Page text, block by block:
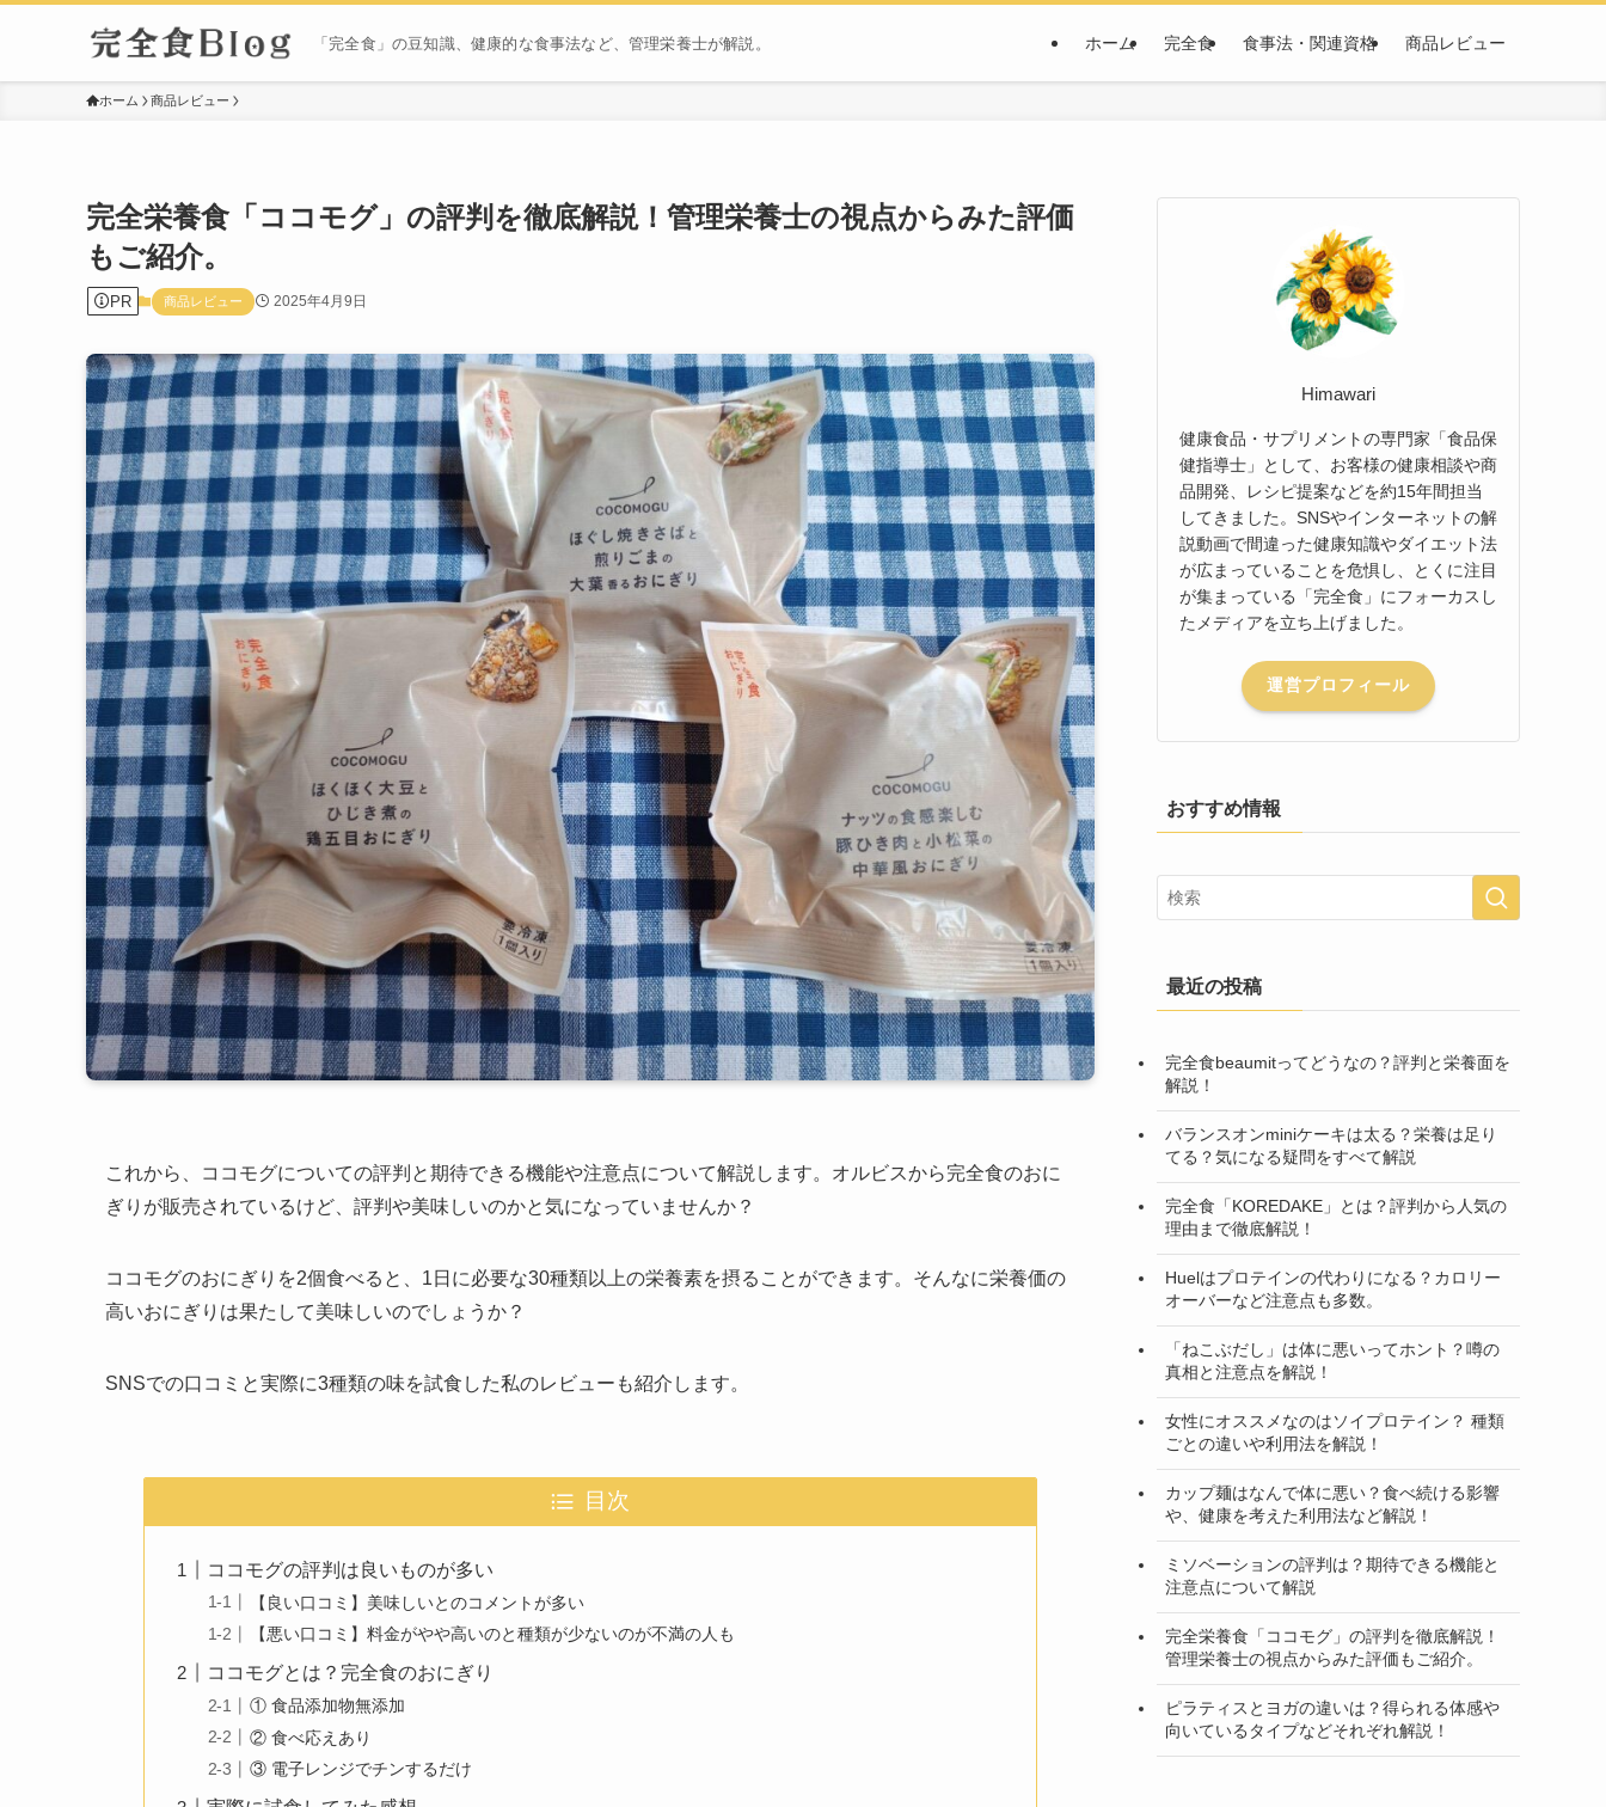
「完全食」の豆知識、健康的な食事法など、管理栄養士が解説。 ホーム 完全食 食事法・関連資格 商品レビュー
ホーム 商品レビュー
完全栄養食「ココモグ」の評判を徹底解説！管理栄養士の視点からみた評価
もご紹介。
PR 商品レビュー 2025年4月9日
これから、ココモグについての評判と期待できる機能や注意点について解説します。オルビスから完全食のおに
ぎりが販売されているけど、評判や美味しいのかと気になっていませんか？
ココモグのおにぎりを2個食べると、1日に必要な30種類以上の栄養素を摂ることができます。そんなに栄養価の
高いおにぎりは果たして美味しいのでしょうか？
SNSでの口コミと実際に3種類の味を試食した私のレビューも紹介します。
目次
ココモグの評判は良いものが多い
【良い口コミ】美味しいとのコメントが多い
【悪い口コミ】料金がやや高いのと種類が少ないのが不満の人も
ココモグとは？完全食のおにぎり
① 食品添加物無添加
② 食べ応えあり
③ 電子レンジでチンするだけ
Himawari
健康食品・サプリメントの専門家「食品保
健指導士」として、お客様の健康相談や商
品開発、レシピ提案などを約15年間担当
してきました。SNSやインターネットの解
説動画で間違った健康知識やダイエット法
が広まっていることを危惧し、とくに注目
が集まっている「完全食」にフォーカスし
たメディアを立ち上げました。
運営プロフィール
おすすめ情報
最近の投稿
完全食beaumitってどうなの？評判と栄養面を
解説！
バランスオンminiケーキは太る？栄養は足り
てる？気になる疑問をすべて解説
完全食「KOREDAKE」とは？評判から人気の
理由まで徹底解説！
Huelはプロテインの代わりになる？カロリー
オーバーなど注意点も多数。
「ねこぶだし」は体に悪いってホント？噂の
真相と注意点を解説！
女性にオススメなのはソイプロテイン？ 種類
ごとの違いや利用法を解説！
カップ麺はなんで体に悪い？食べ続ける影響
や、健康を考えた利用法など解説！
ミソベーションの評判は？期待できる機能と
注意点について解説
完全栄養食「ココモグ」の評判を徹底解説！
管理栄養士の視点からみた評価もご紹介。
ピラティスとヨガの違いは？得られる体感や
向いているタイプなどそれぞれ解説！